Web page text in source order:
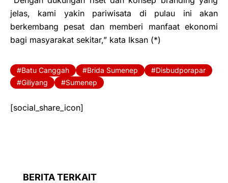
jelas, kami yakin pariwisata di pulau ini akan
berkembang pesat dan memberi manfaat ekonomi
bagi masyarakat sekitar,” kata Iksan (*)
Batu Canggah Brida Sumenep
Disbudporapar
Giliyang
Sumenep
[social_share_icon]
BERITA TERKAIT